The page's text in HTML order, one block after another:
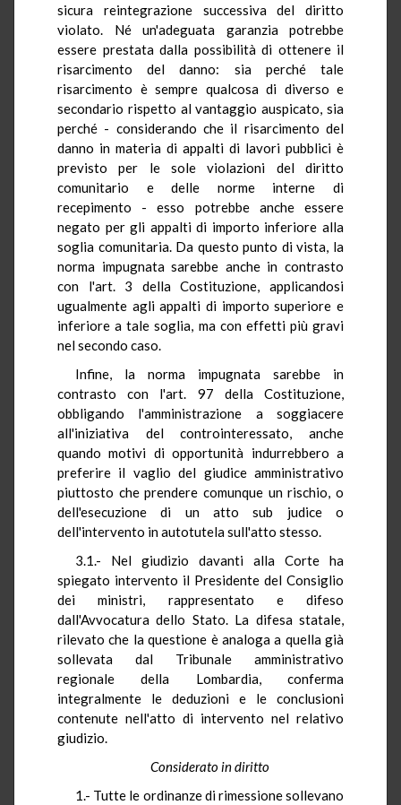
sicura reintegrazione successiva del diritto
violato. Né un'adeguata garanzia potrebbe
essere prestata dalla possibilità di ottenere il
risarcimento del danno: sia perché tale
risarcimento è sempre qualcosa di diverso e
secondario rispetto al vantaggio auspicato, sia
perché - considerando che il risarcimento del
danno in materia di appalti di lavori pubblici è
previsto per le sole violazioni del diritto
comunitario e delle norme interne di
recepimento - esso potrebbe anche essere
negato per gli appalti di importo inferiore alla
soglia comunitaria. Da questo punto di vista, la
norma impugnata sarebbe anche in contrasto
con l'art. 3 della Costituzione, applicandosi
ugualmente agli appalti di importo superiore e
inferiore a tale soglia, ma con effetti più gravi
nel secondo caso.
Infine, la norma impugnata sarebbe in
contrasto con l'art. 97 della Costituzione,
obbligando l'amministrazione a soggiacere
all'iniziativa del controinteressato, anche
quando motivi di opportunità indurrebbero a
preferire il vaglio del giudice amministrativo
piuttosto che prendere comunque un rischio, o
dell'esecuzione di un atto sub judice o
dell'intervento in autotutela sull'atto stesso.
3.1.- Nel giudizio davanti alla Corte ha
spiegato intervento il Presidente del Consiglio
dei ministri, rappresentato e difeso
dall'Avvocatura dello Stato. La difesa statale,
rilevato che la questione è analoga a quella già
sollevata dal Tribunale amministrativo
regionale della Lombardia, conferma
integralmente le deduzioni e le conclusioni
contenute nell'atto di intervento nel relativo
giudizio.
Considerato in diritto
1.- Tutte le ordinanze di rimessione sollevano